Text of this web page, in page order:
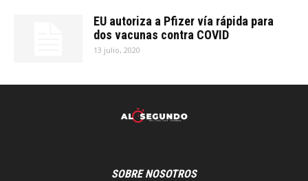
EU autoriza a Pfizer vía rápida para
dos vacunas contra COVID
13 julio, 2020
SOBRE NOSOTROS